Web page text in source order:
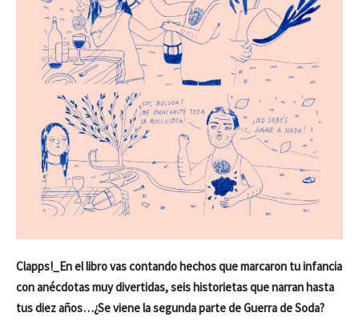
Clapps!_En el libro vas contando hechos que marcaron tu infancia
con anécdotas muy divertidas, seis historietas que narran hasta
tus diez años…¿Se viene la segunda parte de Guerra de Soda?